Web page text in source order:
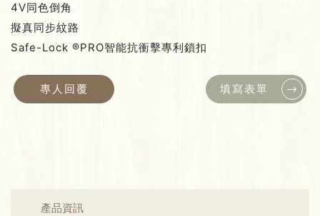
4V同色倒角
擬真同步紋路
Safe-Lock ®PRO智能抗衝擊專利鎖扣
專人回覆 填寫表單
產品資訊